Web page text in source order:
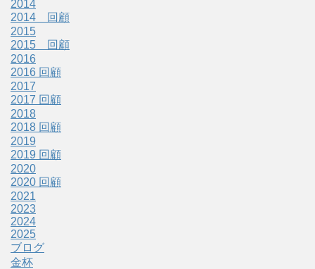
2014
2014 回顧
2015
2015 回顧
2016
2016 回顧
2017
2017 回顧
2018
2018 回顧
2019
2019 回顧
2020
2020 回顧
2021
2023
2024
2025
ブログ
金杯